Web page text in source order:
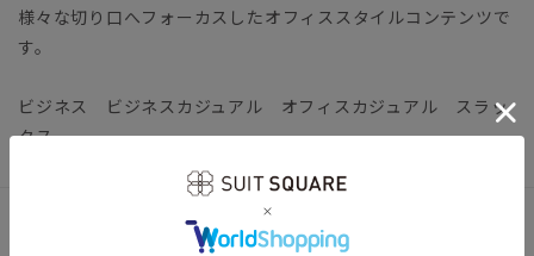
様々な切り口へフォーカスしたオフィススタイルコンテンツで
す。
ビジネス ビジネスカジュアル オフィスカジュアル スラッ
クス